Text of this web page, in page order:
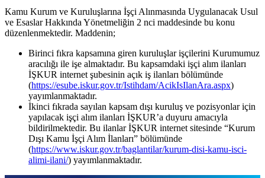
Kamu Kurum ve Kuruluşlarına İşçi Alınmasında Uygulanacak Usul
ve Esaslar Hakkında Yönetmeliğin 2 nci maddesinde bu konu
düzenlenmektedir. Maddenin;
Birinci fıkra kapsamına giren kuruluşlar işçilerini Kurumumuz
aracılığı ile işe almaktadır. Bu kapsamdaki işçi alım ilanları
İŞKUR internet şubesinin açık iş ilanları bölümünde
(https://esube.iskur.gov.tr/Istihdam/AcikIsIlanAra.aspx)
yayımlanmaktadır.
İkinci fıkrada sayılan kapsam dışı kuruluş ve pozisyonlar için
yapılacak işçi alım ilanları İŞKUR’a duyuru amacıyla
bildirilmektedir. Bu ilanlar İŞKUR internet sitesinde “Kurum
Dışı Kamu İşçi Alım İlanları” bölümünde
(https://www.iskur.gov.tr/baglantilar/kurum-disi-kamu-isci-
alimi-ilani/) yayımlanmaktadır.